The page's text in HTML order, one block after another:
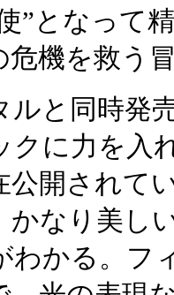
”となって
危機を救う
と同時発
クに力を入
公開されて
かなり美し
わかる。フ